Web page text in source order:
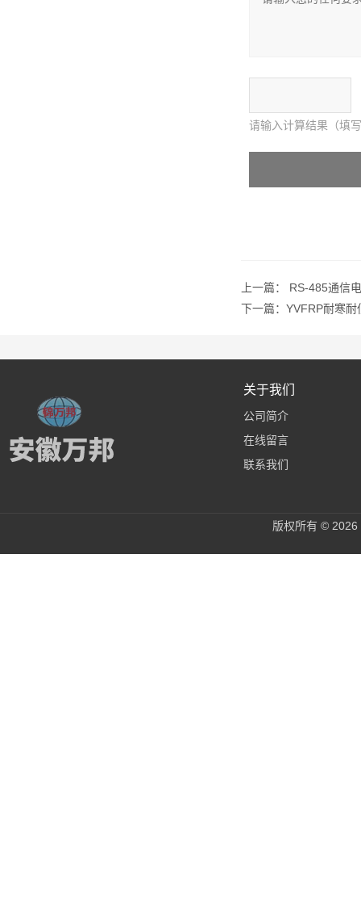
请输入计算结果（填
上一篇： RS-485通信
下一篇： YVFRP耐寒耐
关于我们
公司简介
在线留言
联系我们
版权所有 ©